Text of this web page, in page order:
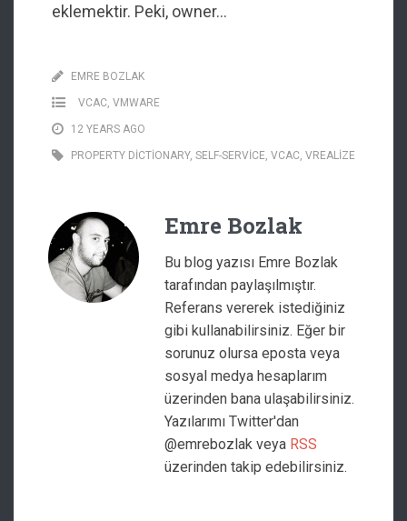
eklemektir. Peki, owner…
EMRE BOZLAK
VCAC, VMWARE
12 YEARS AGO
PROPERTY DICTIONARY, SELF-SERVICE, VCAC, VREALIZE
Emre Bozlak
Bu blog yazısı Emre Bozlak
tarafından paylaşılmıştır.
Referans vererek istediğiniz
gibi kullanabilirsiniz. Eğer bir
sorunuz olursa eposta veya
sosyal medya hesaplarım
üzerinden bana ulaşabilirsiniz.
Yazılarımı Twitter'dan
@emrebozlak veya RSS
üzerinden takip edebilirsiniz.